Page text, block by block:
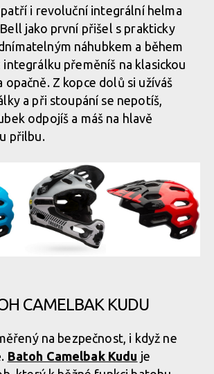
i revoluční integrální helma
jako první přišel s prakticky
náhubkem a během
integrálku přeměníš na klasickou
Z kopce dolů si užíváš
a při stoupání se nepotíš,
odpojíš a máš na hlavě
přilbu.
CAMELBAK KUDU
na bezpečnost, i když ne
Batoh Camelbak Kudu je